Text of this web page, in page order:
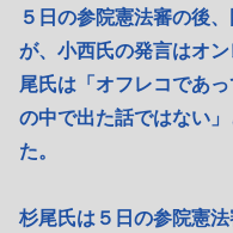
５日の参院憲法審の後
が、小西氏の発言はオ
尾氏は「オフレコであ
の中で出た話ではない
た。
杉尾氏は５日の参院憲